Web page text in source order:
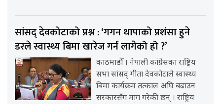
सांसद् देवकोटाको प्रश्न : ‘गगन थापाको प्रशंसा हुने
डरले स्वास्थ्य बिमा खारेज गर्न लागेको हो ?’
काठमाडौँ । नेपाली कांग्रेसका राष्ट्रिय
सभा सांसद् गीता देवकोटाले स्वास्थ्य
बिमा कार्यक्रम तत्काल अघि बढाउन
सरकारसँग माग गरेकी छन् । राष्ट्रिय